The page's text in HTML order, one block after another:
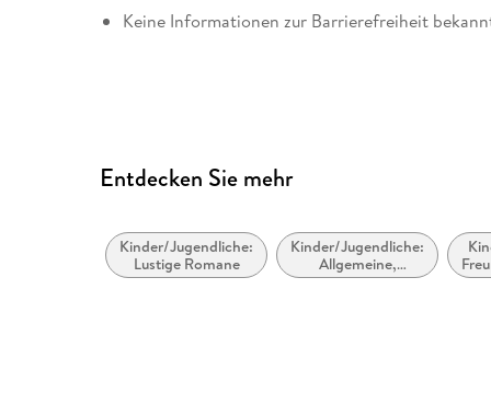
Keine Informationen zur Barrierefreiheit
Entdecken Sie mehr
Kinder/Jugendliche:
Lustige Romane
Kinder/Jugendliche:
Allgemeine,
moderne und